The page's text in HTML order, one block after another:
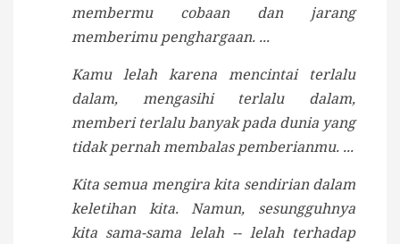
membermu cobaan dan jarang
memberimu penghargaan. ...
Kamu lelah karena mencintai terlalu
dalam, mengasihi terlalu dalam,
memberi terlalu banyak pada dunia yang
tidak pernah membalas pemberianmu. ...
Kita semua mengira kita sendirian dalam
keletihan kita. Namun, sesungguhnya
kita sama-sama lelah -- lelah terhadap